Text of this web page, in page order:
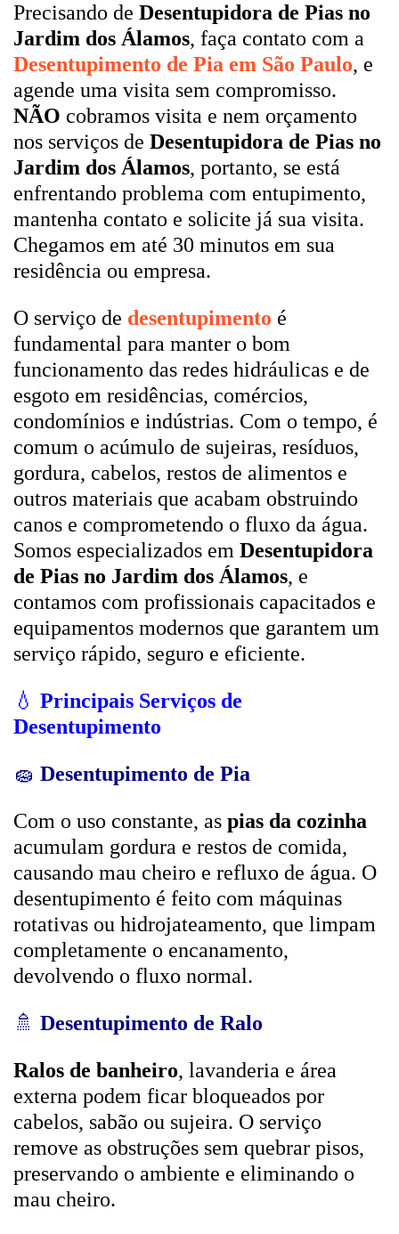
Precisando de Desentupidora de Pias no
Jardim dos Álamos, faça contato com a
Desentupimento de Pia em São Paulo, e
agende uma visita sem compromisso.
NÃO cobramos visita e nem orçamento
nos serviços de Desentupidora de Pias no
Jardim dos Álamos, portanto, se está
enfrentando problema com entupimento,
mantenha contato e solicite já sua visita.
Chegamos em até 30 minutos em sua
residência ou empresa.
O serviço de desentupimento é
fundamental para manter o bom
funcionamento das redes hidráulicas e de
esgoto em residências, comércios,
condomínios e indústrias. Com o tempo, é
comum o acúmulo de sujeiras, resíduos,
gordura, cabelos, restos de alimentos e
outros materiais que acabam obstruindo
canos e comprometendo o fluxo da água.
Somos especializados em Desentupidora
de Pias no Jardim dos Álamos, e
contamos com profissionais capacitados e
equipamentos modernos que garantem um
serviço rápido, seguro e eficiente.
💧 Principais Serviços de
Desentupimento
🧽 Desentupimento de Pia
Com o uso constante, as pias da cozinha
acumulam gordura e restos de comida,
causando mau cheiro e refluxo de água. O
desentupimento é feito com máquinas
rotativas ou hidrojateamento, que limpam
completamente o encanamento,
devolvendo o fluxo normal.
🚿 Desentupimento de Ralo
Ralos de banheiro, lavanderia e área
externa podem ficar bloqueados por
cabelos, sabão ou sujeira. O serviço
remove as obstruções sem quebrar pisos,
preservando o ambiente e eliminando o
mau cheiro.